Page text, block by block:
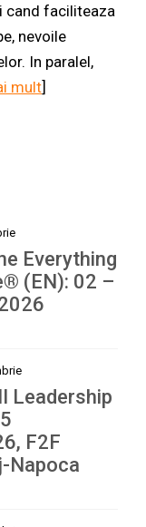
cand faciliteaza
nevoile
In paralel,
mult]
Everything
(EN): 02 –
Leadership
F2F
Napoca